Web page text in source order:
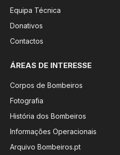
Equipa Técnica
Donativos
Contactos
ÁREAS DE INTERESSE
Corpos de Bombeiros
Fotografia
História dos Bombeiros
Informações Operacionais
Arquivo Bombeiros.pt